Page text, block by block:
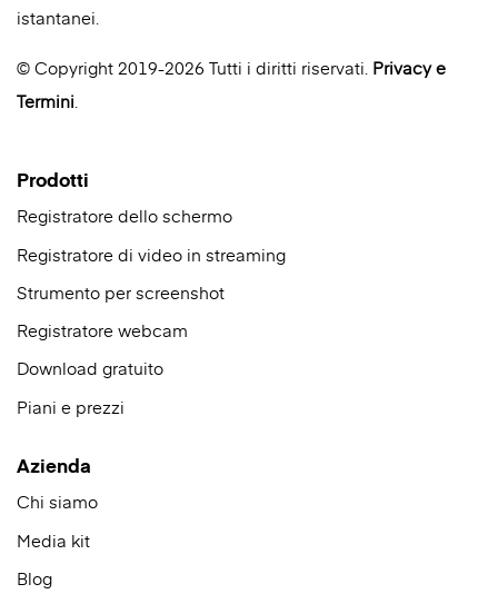
istantanei.
© Copyright 2019-2026 Tutti i diritti riservati. Privacye
Termini
Prodotti
Registratore dello schermo
Registratore di video in streaming
Strumento per screenshot
Registratore webcam
Download gratuito
Piani e prezzi
Azienda
Chi siamo
Media kit
Blog